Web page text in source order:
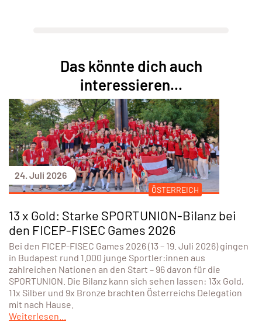
ÖSTERREICH
13 x Gold: Starke SPORTUNION-Bilanz bei
den FICEP-FISEC Games 2026
Bei den FICEP-FISEC Games 2026 (13 – 19. Juli 2026) gingen
in Budapest rund 1.000 junge Sportler:innen aus
zahlreichen Nationen an den Start – 96 davon für die
SPORTUNION. Die Bilanz kann sich sehen lassen: 13x Gold,
11x Silber und 9x Bronze brachten Österreichs Delegation
Weiterlesen...